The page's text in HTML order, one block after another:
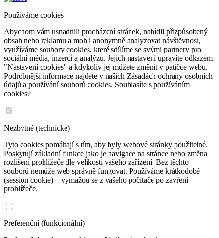
Používáme cookies
Abychom vám usnadnili procházení stránek, nabídli přizpůsobený
obsah nebo reklamu a mohli anonymně analyzovat návštěvnost,
využíváme soubory cookies, které sdílíme se svými partnery pro
sociální média, inzerci a analýzu. Jejich nastavení upravíte odkazem
"Nastavení cookies" a kdykoliv jej můžete změnit v patičce webu.
Podrobnější informace najdete v našich Zásadách ochrany osobních
údajů a používání souborů cookies. Souhlasíte s používáním
cookies?
Nezbytné (technické)
Tyto cookies pomáhají s tím, aby byly webové stránky použitelné.
Poskytují základní funkce jako je navigace na stránce nebo změna
rozlišení prohlížeče dle velikosti vašeho zařízení. Bez těchto
souborů nemůže web správně fungovat. Používáme krátkodobé
(session cookie) – vymažou se z vašeho počítače po zavření
prohlížeče.
Preferenční (funkcionální)